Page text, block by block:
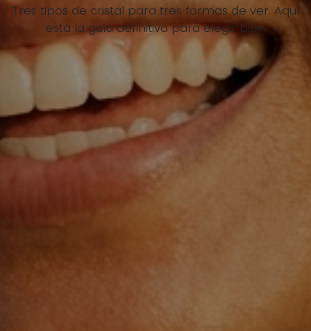
Tres tipos de cristal para tres formas de ver. Aquí
está la guía definitiva para elegir bien